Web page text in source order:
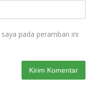
pada peramban ini